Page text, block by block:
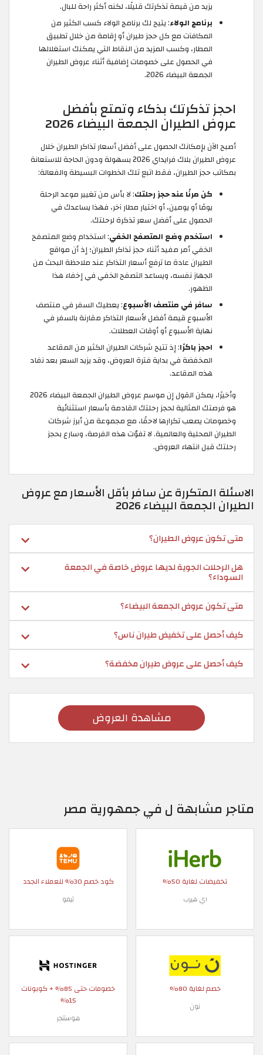
يزيد من قيمة تذكرتك قليلًا، لكنه أكثر راحة للبال.
برنامج الولاء: يتيح لك برنامج الولاء كسب الكثير من
المكافآت مع كل حجز طيران أو إقامة من خلال تطبيق
المطار، وكسب المزيد من النقاط التي يمكنك استغلالها
في الحصول على خصومات إضافية أثناء عروض الطيران
الجمعة البيضاء 2026.
احجز تذكرتك بذكاء وتمتع بأفضل
عروض الطيران الجمعة البيضاء 2026
أصبح الآن بإمكانك الحصول على أفضل أسعار تذاكر الطيران خلال
عروض الطيران بلاك فرايداي 2026 بسهولة ودون الحاجة للاستعانة
بمكاتب حجز الطيران، فقط اتبع تلك الخطوات البسيطة والفعالة:
كن مرنًا عند حجز رحلتك: لا بأس من تغيير موعد الرحلة
يومًا أو يومين، أو اختيار مطار آخر، فهذا يساعدك في
الحصول على أفضل سعر تذكرة لرحلتك.
استخدم وضع المتصفح الخفي: استخدام وضع المتصفح
الخفي أمر مفيد أثناء حجز تذاكر الطيران؛ إذ أن مواقع
الطيران عادة ما ترفع أسعار التذاكر عند ملاحظة البحث من
الجهاز نفسه، ويساعد التصفح الخفي في إخفاء هذا
الظهور.
سافر في منتصف الأسبوع: يعطيك السفر في منتصف
الأسبوع قيمة أفضل لأسعار التذاكر مقارنة بالسفر في
نهاية الأسبوع أو أوقات العطلات.
احجز باكرًا: إذ تتيح شركات الطيران الكثير من المقاعد
المخفضة في بداية فترة العروض، وقد يزيد السعر بعد نفاد
هذه المقاعد.
وأخيرًا، يمكن القول إن موسم عروض الطيران الجمعة البيضاء 2026
هو فرصتك المثالية لحجز رحلتك القادمة بأسعار استثنائية
وخصومات يصعب تكرارها لاحقًا، مع مجموعة من أبرز شركات
الطيران المحلية والعالمية. لا تفوّت هذه الفرصة، وسارع بحجز
رحلتك قبل انتهاء العروض.
الاسئلة المتكررة عن سافر بأقل الأسعار مع عروض
الطيران الجمعة البيضاء 2026
متى تكون عروض الطيران؟
هل الرحلات الجوية لديها عروض خاصة في الجمعة
السوداء؟
متى تكون عروض الجمعة البيضاء؟
كيف أحصل على تخفيض طيران ناس؟
كيف أحصل على عروض طيران مخفضة؟
مشاهدة العروض
متاجر مشابهة ل في جمهورية مصر
تخفيضات لغاية 50%
اي هيرب
كود خصم 30% للعملاء الجدد
تيمو
خصم لغاية 80%
نون
خصومات حتى 85% + كوبونات
15%
هوستنجر